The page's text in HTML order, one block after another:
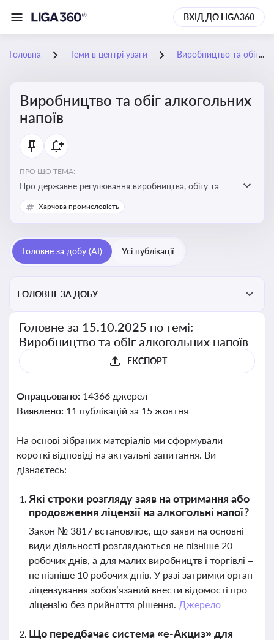
ВХІД ДО LIGA360
Головна Теми в центрі уваги Виробництво та обіг алкогольних напоїв
Виробництво та обіг алкогольних
напоїв
ПРО ЩО ТЕМА:
Про державне регулювання виробництва, обігу та
оподаткування алкогольної продукції, про
ліцензування та правові ризики
Харчова промисловість
Головне за добу (AI) Усі публікації
ГОЛОВНЕ ЗА ДОБУ
Головне за 15.10.2025 по темі:
Виробництво та обіг алкогольних напоїв
ЕКСПОРТ
Опрацьовано: 14366 джерел
Виявлено: 11 публікацій за 15 жовтня
На основі зібраних матеріалів ми сформували
короткі відповіді на актуальні запитання. Ви
дізнаєтесь:
Які строки розгляду заяв на отримання або
продовження ліцензії на алкогольні напої?
Закон № 3817 встановлює, що заяви на основні
види діяльності розглядаються не пізніше 20
робочих днів, а для малих виробництв і торгівлі –
не пізніше 10 робочих днів. У разі затримки орган
ліцензування зобов’язаний внести відомості про
ліцензію без прийняття рішення. Джерело
Що передбачає система «е-Акциз» для